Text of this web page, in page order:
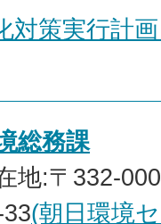
対策実行計
総務課
地:〒332-
(朝日環境